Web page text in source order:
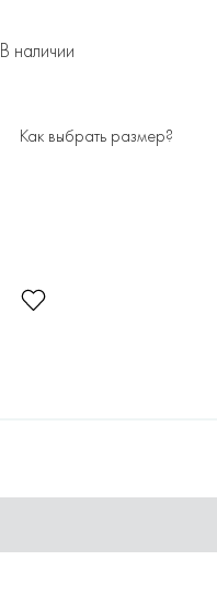
В наличии
Как выбрать размер?